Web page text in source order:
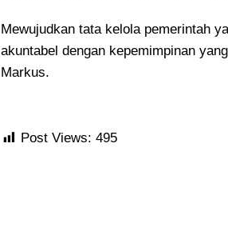
Mewujudkan tata kelola pemerintah
akuntabel dengan kepemimpinan
Markus.
Post Views: 495